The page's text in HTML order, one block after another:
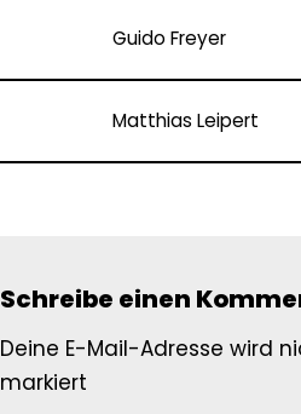
Guido Freyer
Matthias Leipert
Schreibe einen
Deine E-Mail-Adresse wird
markiert